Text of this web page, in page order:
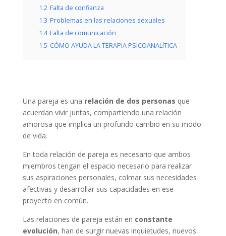
1.2 Falta de confianza
1.3 Problemas en las relaciones sexuales
1.4 Falta de comunicación
1.5 CÓMO AYUDA LA TERAPIA PSICOANALÍTICA
Una pareja es una relación de dos personas que
acuerdan vivir juntas, compartiendo una relación
amorosa que implica un profundo cambio en su modo
de vida.
En toda relación de pareja es necesario que ambos
miembros tengan el espacio necesario para realizar
sus aspiraciones personales, colmar sus necesidades
afectivas y desarrollar sus capacidades en ese
proyecto en común.
Las relaciones de pareja están en constante
evolución, han de surgir nuevas inquietudes, nuevos